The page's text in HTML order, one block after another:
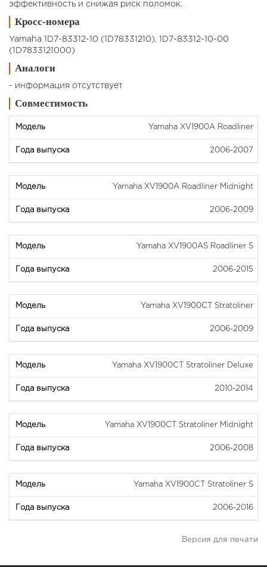
эффективность и снижая риск поломок.
Кросс-номера
Yamaha 1D7-83312-10 (1D78331210), 1D7-83312-10-00
(1D7833121000)
Аналоги
- информация отсутствует
Совместимость
Yamaha XV1900A Roadliner
2006-2007
Yamaha XV1900A Roadliner Midnight
2006-2009
Yamaha XV1900AS Roadliner S
2006-2015
Yamaha XV1900CT Stratoliner
2006-2009
Yamaha XV1900CT Stratoliner Deluxe
2010-2014
Yamaha XV1900CT Stratoliner Midnight
2006-2008
Yamaha XV1900CT Stratoliner S
2006-2016
Версия для печати